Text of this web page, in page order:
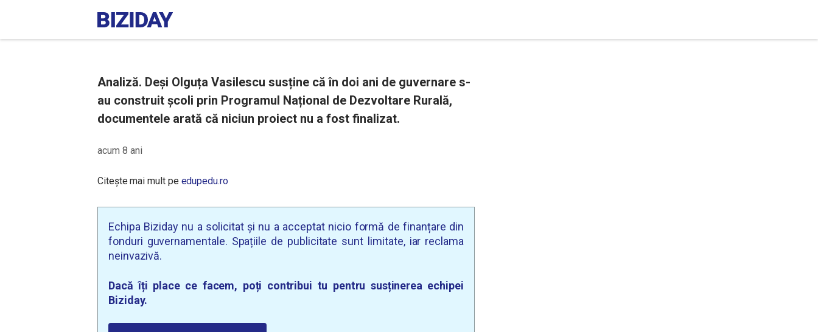
Analiză. Deși Olguța Vasilescu susține că în doi ani de guvernare s-
au construit școli prin Programul Național de Dezvoltare Rurală,
documentele arată că niciun proiect nu a fost finalizat.
acum 8 ani
Citește mai mult pe edupedu.ro
Echipa Biziday nu a solicitat și nu a acceptat nicio formă de finanțare din
fonduri guvernamentale. Spațiile de publicitate sunt limitate, iar reclama
neinvazivă.
Dacă îți place ce facem, poți contribui tu pentru susținerea echipei
Biziday.